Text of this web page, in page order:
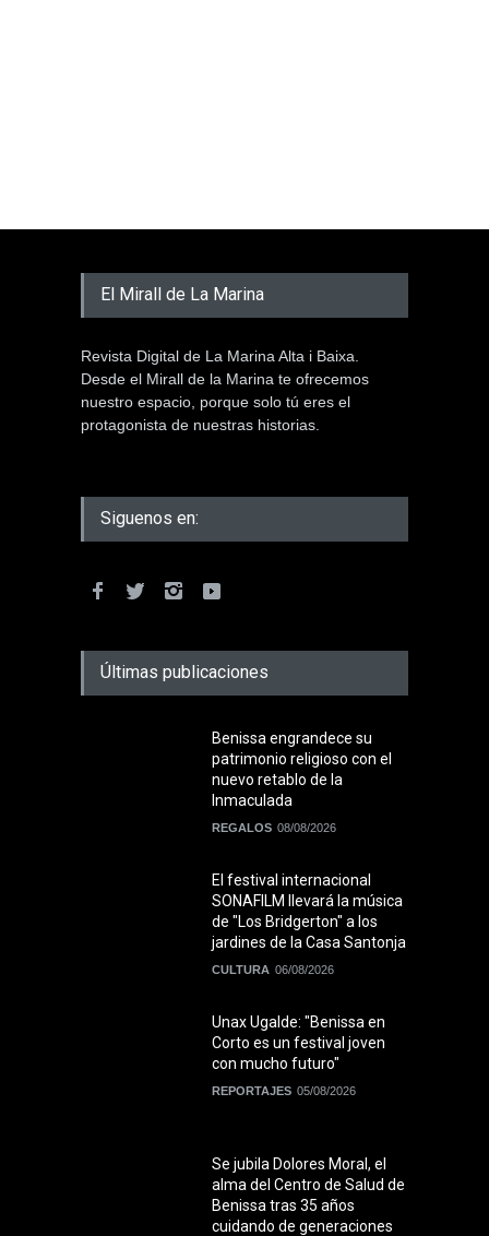
El Mirall de La Marina
Revista Digital de La Marina Alta i Baixa.
Desde el Mirall de la Marina te ofrecemos
nuestro espacio, porque solo tú eres el
protagonista de nuestras historias.
Siguenos en:
Últimas publicaciones
Benissa engrandece su
patrimonio religioso con el
nuevo retablo de la
Inmaculada
REGALOS 08/08/2026
El festival internacional
SONAFILM llevará la música
de "Los Bridgerton" a los
jardines de la Casa Santonja
CULTURA 06/08/2026
Unax Ugalde: "Benissa en
Corto es un festival joven
con mucho futuro"
REPORTAJES 05/08/2026
Se jubila Dolores Moral, el
alma del Centro de Salud de
Benissa tras 35 años
cuidando de generaciones